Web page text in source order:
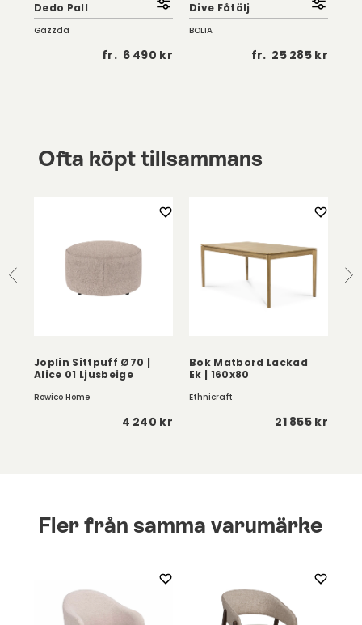
Dedo Pall
Gazzda
fr. 6 490 kr
Dive Fåtölj
BOLIA
fr. 25 285 kr
Ofta köpt tillsammans
Joplin Sittpuff Ø70 |
Alice 01 Ljusbeige
Rowico Home
4 240 kr
Bok Matbord Lackad
Ek | 160x80
Ethnicraft
21 855 kr
Fler från samma varumärke